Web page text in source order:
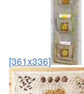
[361x336]